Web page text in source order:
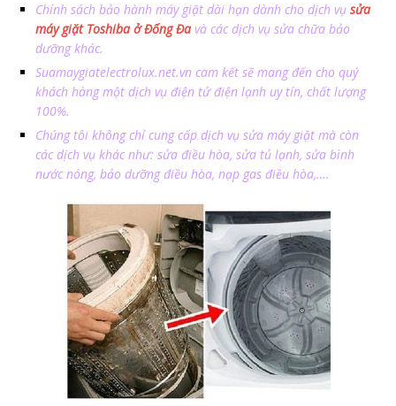
Chính sách bảo hành máy giặt dài hạn dành cho dịch vụ sửa
máy giặt Toshiba ở Đống Đa và các dịch vụ sửa chữa bảo
dưỡng khác.
Suamaygiatelectrolux.net.vn cam kết sẽ mang đến cho quý
khách hàng một dịch vụ điện tử điện lạnh uy tín, chất lượng
100%.
Chúng tôi không chỉ cung cấp dịch vụ sửa máy giặt mà còn
các dịch vụ khác như: sửa điều hòa, sửa tủ lạnh, sửa bình
nước nóng, bảo dưỡng điều hòa, nạp gas điều hòa,….